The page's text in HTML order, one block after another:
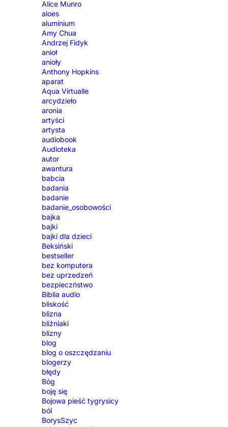
Alice Munro
aloes
aluminium
Amy Chua
Andrzej Fidyk
anioł
anioły
Anthony Hopkins
aparat
Aqua Virtualle
arcydzieło
aronia
artyści
artysta
audiobook
Audioteka
autor
awantura
babcia
badania
badanie
badanie_osobowości
bajka
bajki
bajki dla dzieci
Beksiński
bestseller
bez komputera
bez uprzedzeń
bezpieczństwo
Biblia audio
bliskość
blizna
bliźniaki
blizny
blog
blog o oszczędzaniu
blogerzy
błędy
Bóg
boję się
Bojowa pieść tygrysicy
ból
BorysSzyc